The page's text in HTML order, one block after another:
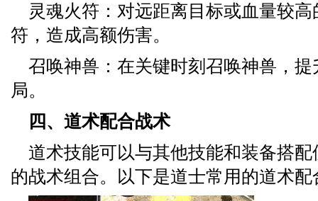
灵魂火符：对远距离目标或血量较
符，造成高额伤害。
召唤神兽：在关键时刻召唤神兽，
局。
四、道术配合战术
道术技能可以与其他技能和装备搭
的战术组合。以下是道士常用的道术配